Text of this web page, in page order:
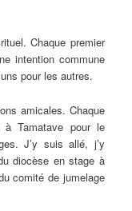
Chaque premier
intention commune
pour les autres.
amicales. Chaque
à Tamatave pour le
J’y suis allé, j’y
diocèse en stage à
comité de jumelage